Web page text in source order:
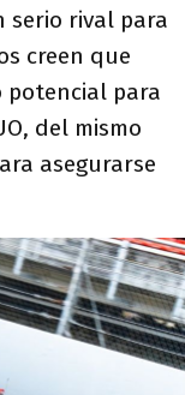
serio rival para
creen que
potencial para
del mismo
asegurarse